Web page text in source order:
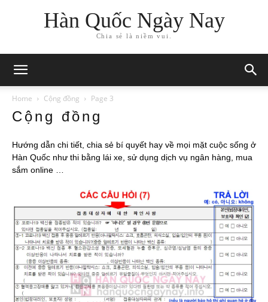
Hàn Quốc Ngày Nay
Chia sẻ là niềm vui.
Home Cộng đồng Page 3
Cộng đồng
Hướng dẫn chi tiết, chia sẻ bí quyết hay về mọi mặt cuộc sống ở
Hàn Quốc như thi bằng lái xe, sử dụng dịch vụ ngân hàng, mua
sắm online …